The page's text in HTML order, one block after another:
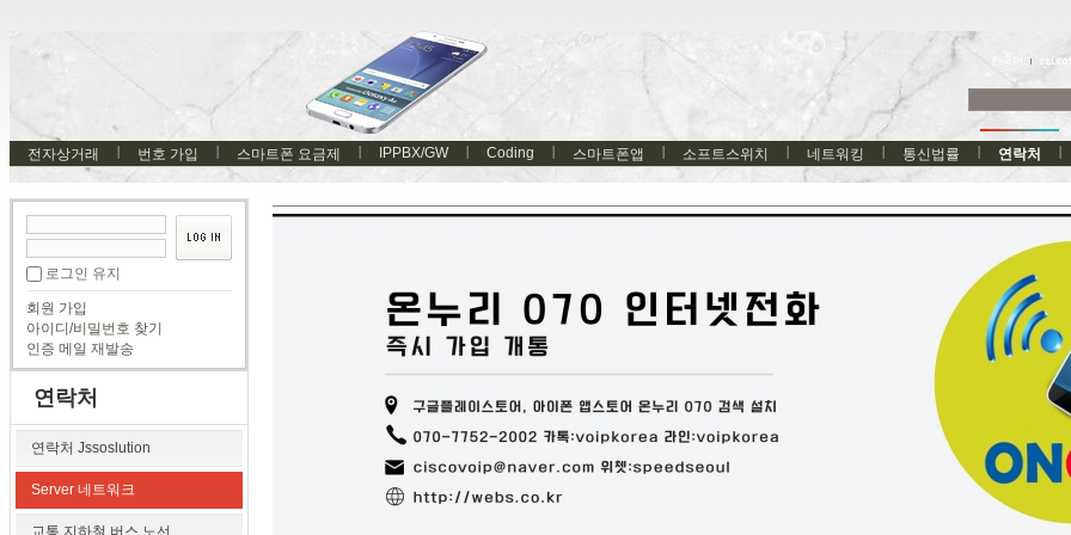
전자상거래 번호 가입 스마트폰 요금제 IPPBX/GW Coding 스마트폰앱 소프트스위치 네트워킹 통신법률 연락처
로그인 유지
회원 가입
아이디/비밀번호 찾기
인증 메일 재발송
연락처
연락처 Jssoslution
Server 네트워크
교통 지하철 버스 노선